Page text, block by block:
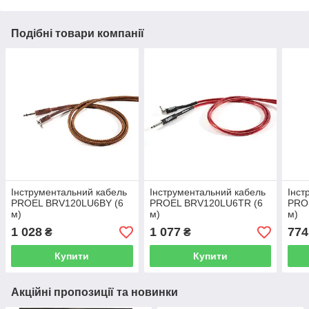
Подібні товари компанії
Інструментальний кабель
PROEL BRV120LU6BY (6
м)
1 028 ₴
Купити
Інструментальний кабель
PROEL BRV120LU6TR (6
м)
1 077₴
Купити
м)
774
Акційні пропозиції та новинки